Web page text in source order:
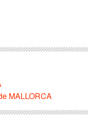
MALLORCA